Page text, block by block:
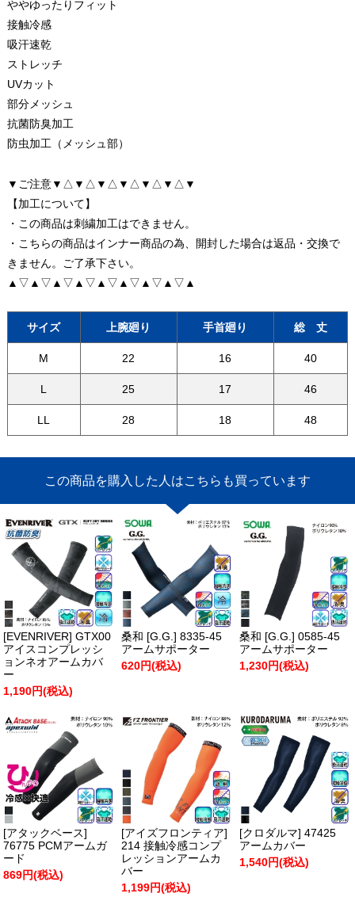
ややゆったりフィット
接触冷感
吸汗速乾
ストレッチ
UVカット
部分メッシュ
抗菌防臭加工
防虫加工（メッシュ部）
▼ご注意▼△▼△▼△▼△▼△▼△▼
【加工について】
・この商品は刺繍加工はできません。
・こちらの商品はインナー商品の為、開封した場合は返品・交換で
きません。ご了承下さい。
▲▽▲▽▲▽▲▽▲▽▲▽▲▽▲▽▲
サイズ 上腕廻り 手首廻り 総 丈
M 22 16 40
L 25 17 46
LL 28 18 48
この商品を購入した人はこちらも買っています
[EVENRIVER] GTX00
アイスコンプレッシ
ョンネオアームカバ
ー
1,190円(税込)
桑和 [G.G.] 8335-45
アームサポーター
620円(税込)
桑和 [G.G.] 0585-45
アームサポーター
1,230円(税込)
[アタックベース]
76775 PCMアームガ
ード
869円(税込)
[アイズフロンティア]
214 接触冷感コンプ
レッションアームカ
バー
1,199円(税込)
[クロダルマ] 47425
アームカバー
1,540円(税込)